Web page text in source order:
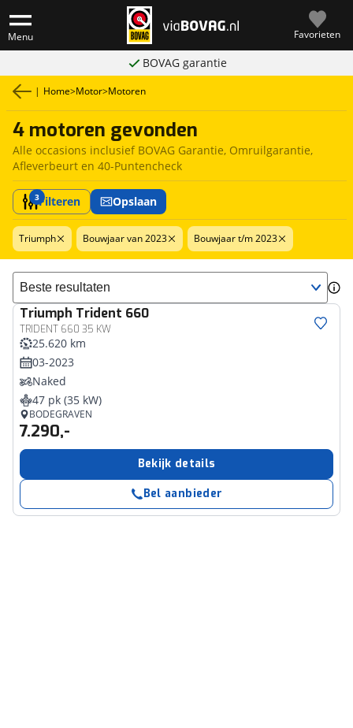
Menu Favorieten
BOVAG garantie
| Home>Motor>Motoren
4 motoren gevonden
Alle occasions inclusief BOVAG Garantie, Omruilgarantie,
Afleverbeurt en 40-Puntencheck
3Filteren Opslaan
Triumph Bouwjaar van 2023 Bouwjaar t/m 2023
Sorteer resultaten
Triumph Trident 660
TRIDENT 660 35 KW
25.620 km
03-2023
Naked
47 pk (35 kW)
BODEGRAVEN
7.290,-
Bekijk details
Bel aanbieder